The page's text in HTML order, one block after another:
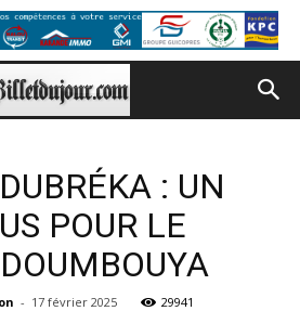
: UN
POUR LE
- 17 février 2025 29941